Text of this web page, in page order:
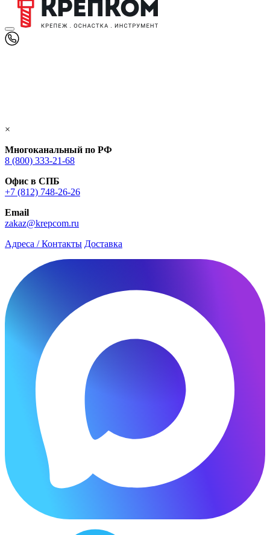
×
Многоканальный по РФ
8 (800) 333‑21-68
Офис в СПБ
+7 (812) 748‑26-26
Email
zakaz@krepcom.ru
Адреса / Контакты Доставка